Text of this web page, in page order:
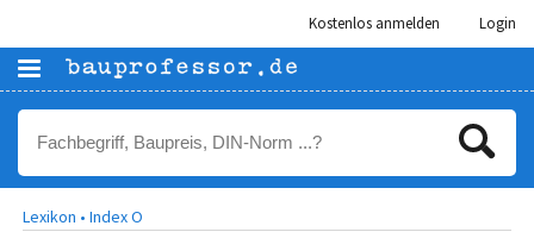
Kostenlos anmelden Login
Lexikon • Index O